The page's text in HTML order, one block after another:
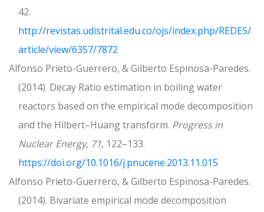
42.
http://revistas.udistrital.edu.co/ojs/index.php/REDES/
article/view/6357/7872
Alfonso Prieto-Guerrero, & Gilberto Espinosa-Paredes.
(2014). Decay Ratio estimation in boiling water
reactors based on the empirical mode decomposition
and the Hilbert–Huang transform. Progress in
Nuclear Energy, 71, 122–133.
https://doi.org/10.1016/j.pnucene.2013.11.015
Alfonso Prieto-Guerrero, & Gilberto Espinosa-Paredes.
(2014). Bivariate empirical mode decomposition